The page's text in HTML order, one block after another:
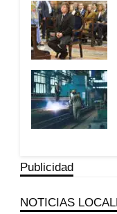
Publicidad
NOTICIAS